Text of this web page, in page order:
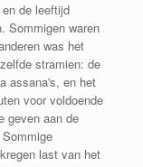
de leeftijd
Sommigen waren
was het
stramien: de
assana's, en het
voor voldoende
geven aan de
last van het